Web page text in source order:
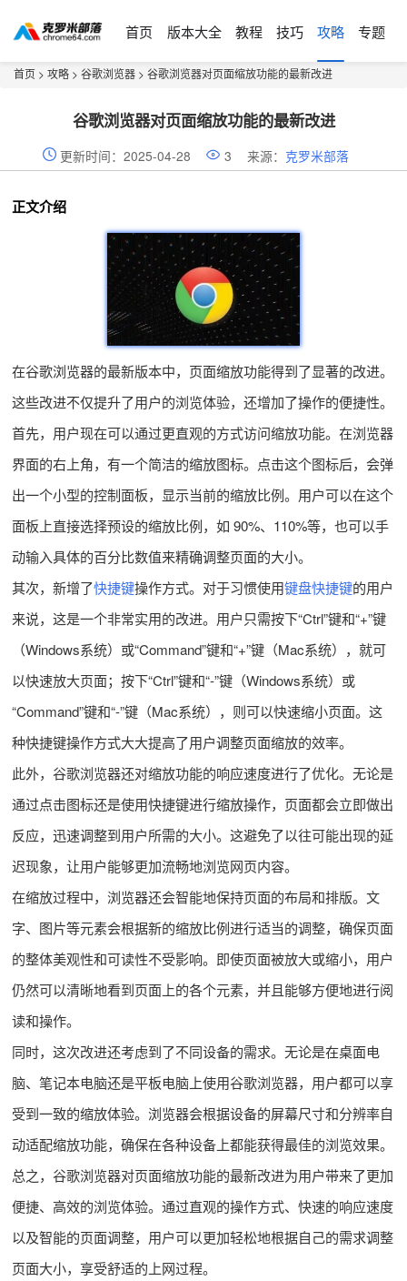
首页 版本大全 教程 技巧 攻略 专题
首页 > 攻略 > 谷歌浏览器 > 谷歌浏览器对页面缩放功能的最新改进
谷歌浏览器对页面缩放功能的最新改进
更新时间：2025-04-28 3 来源： 克罗米部落
正文介绍
在谷歌浏览器的最新版本中，页面缩放功能得到了显著的改进。
这些改进不仅提升了用户的浏览体验，还增加了操作的便捷性。
首先，用户现在可以通过更直观的方式访问缩放功能。在浏览器
界面的右上角，有一个简洁的缩放图标。点击这个图标后，会弹
出一个小型的控制面板，显示当前的缩放比例。用户可以在这个
面板上直接选择预设的缩放比例，如 90%、110%等，也可以手
动输入具体的百分比数值来精确调整页面的大小。
其次，新增了快捷键操作方式。对于习惯使用键盘快捷键的用户
来说，这是一个非常实用的改进。用户只需按下“Ctrl”键和“+”键
（Windows系统）或“Command”键和“+”键（Mac系统），就可
以快速放大页面；按下“Ctrl”键和“-”键（Windows系统）或
“Command”键和“-”键（Mac系统），则可以快速缩小页面。这
种快捷键操作方式大大提高了用户调整页面缩放的效率。
此外，谷歌浏览器还对缩放功能的响应速度进行了优化。无论是
通过点击图标还是使用快捷键进行缩放操作，页面都会立即做出
反应，迅速调整到用户所需的大小。这避免了以往可能出现的延
迟现象，让用户能够更加流畅地浏览网页内容。
在缩放过程中，浏览器还会智能地保持页面的布局和排版。文
字、图片等元素会根据新的缩放比例进行适当的调整，确保页面
的整体美观性和可读性不受影响。即使页面被放大或缩小，用户
仍然可以清晰地看到页面上的各个元素，并且能够方便地进行阅
读和操作。
同时，这次改进还考虑到了不同设备的需求。无论是在桌面电
脑、笔记本电脑还是平板电脑上使用谷歌浏览器，用户都可以享
受到一致的缩放体验。浏览器会根据设备的屏幕尺寸和分辨率自
动适配缩放功能，确保在各种设备上都能获得最佳的浏览效果。
总之，谷歌浏览器对页面缩放功能的最新改进为用户带来了更加
便捷、高效的浏览体验。通过直观的操作方式、快速的响应速度
以及智能的页面调整，用户可以更加轻松地根据自己的需求调整
页面大小，享受舒适的上网过程。